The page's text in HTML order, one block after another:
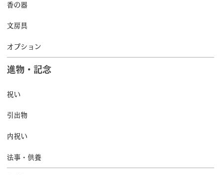
香の器
文房具
オプション
進物・記念
祝い
引出物
内祝い
法事・供養